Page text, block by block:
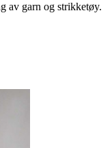
av garn og strikketøy.